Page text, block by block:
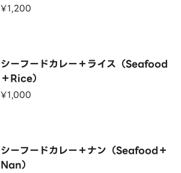
¥1,200
シーフードカレー＋ライス（Seafood
＋Rice）
¥1,000
シーフードカレー＋ナン（Seafood＋
Nan）